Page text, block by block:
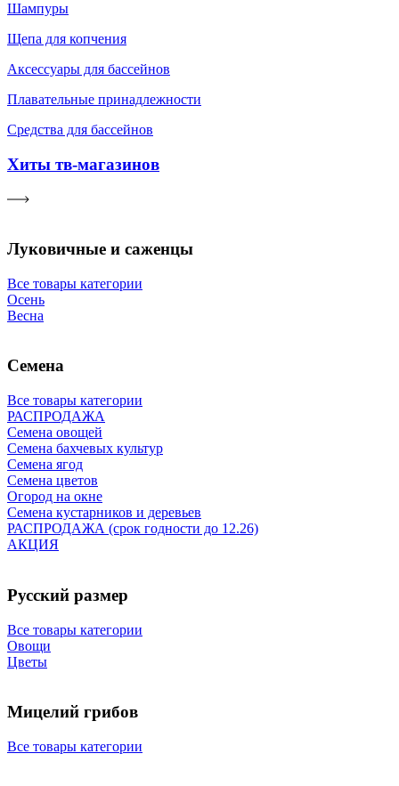
Шампуры
Щепа для копчения
Аксессуары для бассейнов
Плавательные принадлежности
Средства для бассейнов
Хиты тв-магазинов
Луковичные и саженцы
Все товары категории
Осень
Весна
Семена
Все товары категории
РАСПРОДАЖА
Семена овощей
Семена бахчевых культур
Семена ягод
Семена цветов
Огород на окне
Семена кустарников и деревьев
РАСПРОДАЖА (срок годности до 12.26)
АКЦИЯ
Русский размер
Все товары категории
Овощи
Цветы
Мицелий грибов
Все товары категории